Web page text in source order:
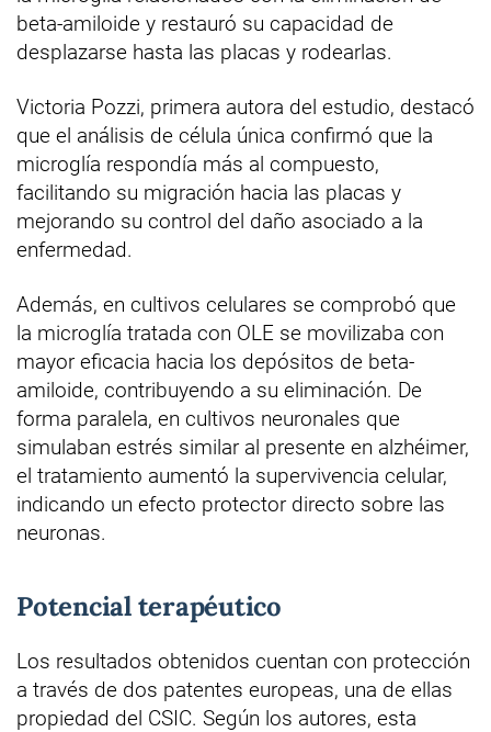
beta-amiloide y restauró su capacidad de
desplazarse hasta las placas y rodearlas.
Victoria Pozzi, primera autora del estudio, destacó
que el análisis de célula única confirmó que la
microglía respondía más al compuesto,
facilitando su migración hacia las placas y
mejorando su control del daño asociado a la
enfermedad.
Además, en cultivos celulares se comprobó que
la microglía tratada con OLE se movilizaba con
mayor eficacia hacia los depósitos de beta-
amiloide, contribuyendo a su eliminación. De
forma paralela, en cultivos neuronales que
simulaban estrés similar al presente en alzhéimer,
el tratamiento aumentó la supervivencia celular,
indicando un efecto protector directo sobre las
neuronas.
Potencial terapéutico
Los resultados obtenidos cuentan con protección
a través de dos patentes europeas, una de ellas
propiedad del CSIC. Según los autores, esta